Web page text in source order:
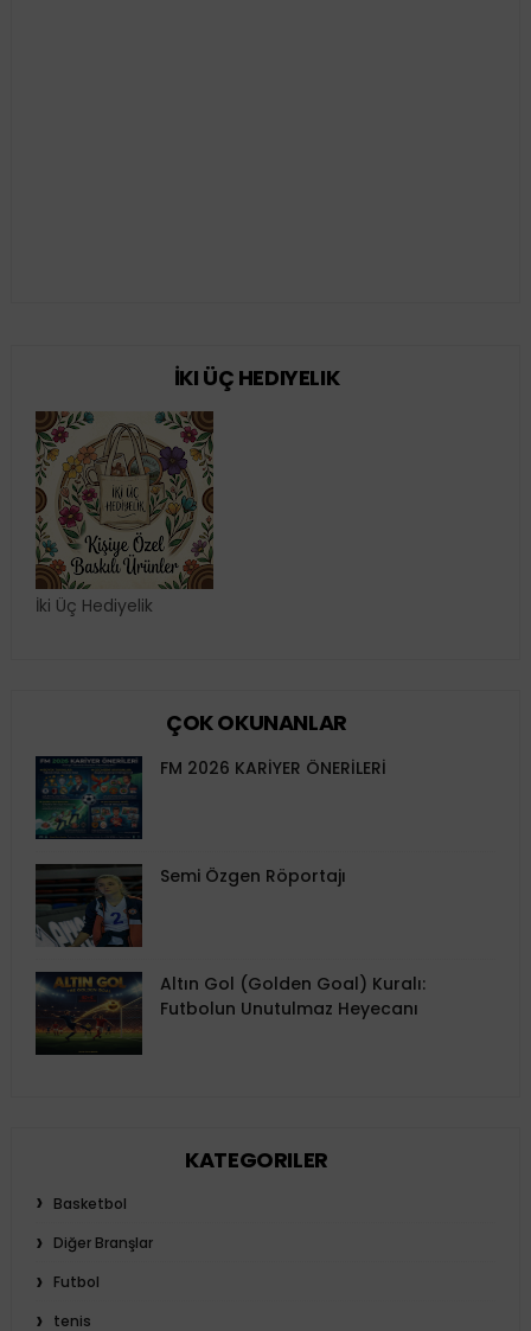
İKI ÜÇ HEDIYELIK
İki Üç Hediyelik
ÇOK OKUNANLAR
FM 2026 KARİYER ÖNERİLERİ
Semi Özgen Röportajı
Altın Gol (Golden Goal) Kuralı:
Futbolun Unutulmaz Heyecanı
KATEGORILER
Basketbol
Diğer Branşlar
Futbol
tenis